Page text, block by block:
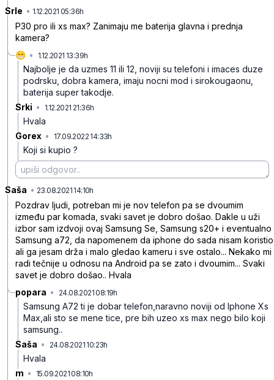
Srle • 1.12.2021 05:36h
P30 pro ili xs max? Zanimaju me baterija glavna i prednja
kamera?
😁 • 1.12.2021 13:39h
Najbolje je da uzmes 11 ili 12, noviji su telefoni i imaces duze
podrsku, dobra kamera, imaju nocni mod i sirokougaonu,
baterija super takodje.
Srki • 1.12.2021 21:36h
Hvala
Gorex • 17.09.2022 14:33h
Koji si kupio ?
Saša • 23.08.2021 14:10h
Pozdrav ljudi, potreban mi je nov telefon pa se dvoumim
između par komada, svaki savet je dobro došao. Dakle u uži
izbor sam izdvoji ovaj Samsung Se, Samsung s20+ i eventualno
Samsung a72, da napomenem da iphone do sada nisam koristio
ali ga jesam drža i malo gledao kameru i sve ostalo... Nekako mi
radi tečnije u odnosu na Android pa se zato i dvoumim... Svaki
savet je dobro došao.. Hvala
popara • 24.08.2021 08:19h
Samsung A72 ti je dobar telefon,naravno noviji od Iphone Xs
Max,ali sto se mene tice, pre bih uzeo xs max nego bilo koji
samsung..
Saša • 24.08.2021 10:23h
Hvala
m • 15.09.2021 08:10h